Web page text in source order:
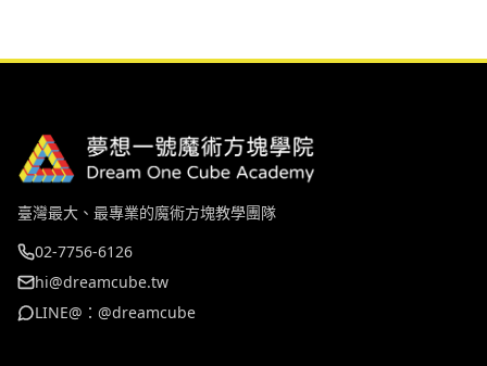
臺灣最大、最專業的魔術方塊教學團隊
02-7756-6126
hi@dreamcube.tw
LINE@：@dreamcube